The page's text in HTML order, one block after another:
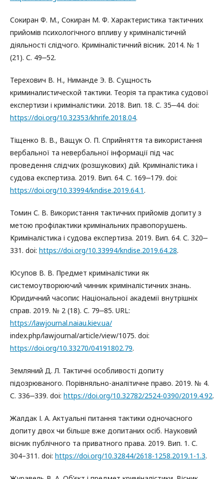
Сокиран Ф. М., Сокиран М. Ф. Характеристика тактичних
прийомів психологічного впливу у криміналістичній
діяльності слідчого. Криміналістичний вісник. 2014. № 1
(21). С. 49‒52.
Терехович В. Н., Ниманде Э. В. Сущность
криминалистической тактики. Теорія та практика судової
експертизи і криміналістики. 2018. Вип. 18. С. 35‒44. doi:
https://doi.org/10.32353/khrife.2018.04.
Тіщенко В. В., Ващук О. П. Сприйняття та використання
вербальної та невербальної інформації під час
проведення слідчих (розшукових) дій. Криміналістика і
судова експертиза. 2019. Вип. 64. С. 169‒179. doi:
https://doi.org/10.33994/kndise.2019.64.1.
Томин С. В. Використання тактичних прийомів допиту з
метою профілактики кримінальних правопорушень.
Криміналістика і судова експертиза. 2019. Вип. 64. С. 320‒
331. doi: https://doi.org/10.33994/kndise.2019.64.28.
Юсупов В. В. Предмет криміналістики як
системоутворюючий чинник криміналістичних знань.
Юридичний часопис Національної академії внутрішніх
справ. 2019. № 2 (18). С. 79‒85. URL:
https://lawjournal.naiau.kiev.ua/
index.php/lawjournal/article/view/1075. doi:
https://doi.org/10.33270/04191802.79.
Земляний Д. Л. Тактичні особливості допиту
підозрюваного. Порівняльно-аналітичне право. 2019. № 4.
С. 336‒339. doi: https://doi.org/10.32782/2524-0390/2019.4.92.
Жалдак І. А. Актуальні питання тактики одночасного
допиту двох чи більше вже допитаних осіб. Науковий
вісник публічного та приватного права. 2019. Вип. 1. С.
304–311. doi: https://doi.org/10.32844/2618-1258.2019.1-1.3.